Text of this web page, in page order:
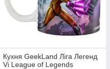
Кухня GeekLand Ліга Легенд
Vi League of Legends